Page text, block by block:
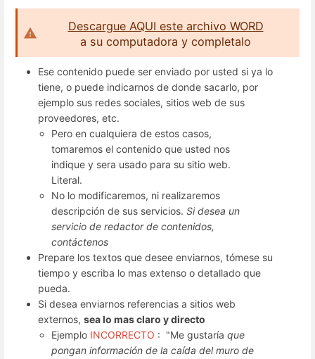
Descargue AQUI este archivo WORD
a su computadora y completalo
Ese contenido puede ser enviado por usted si ya lo
tiene, o puede indicarnos de donde sacarlo, por
ejemplo sus redes sociales, sitios web de sus
proveedores, etc.
Pero en cualquiera de estos casos,
tomaremos el contenido que usted nos
indique y sera usado para su sitio web.
Literal.
No lo modificaremos, ni realizaremos
descripción de sus servicios. Si desea un
servicio de redactor de contenidos,
contáctenos
Prepare los textos que desee enviarnos, tómese su
tiempo y escriba lo mas extenso o detallado que
pueda.
Si desea enviarnos referencias a sitios web
externos, sea lo mas claro y directo
Ejemplo INCORRECTO : "Me gustaríaque
pongan información de la caída del muro de